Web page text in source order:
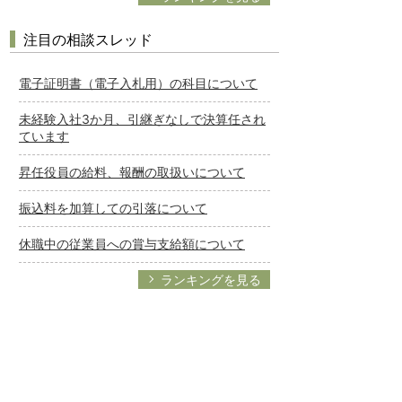
注目の相談スレッド
電子証明書（電子入札用）の科目について
未経験入社3か月、引継ぎなしで決算任され
ています
昇任役員の給料、報酬の取扱いについて
振込料を加算しての引落について
休職中の従業員への賞与支給額について
ランキングを見る